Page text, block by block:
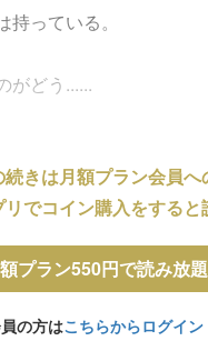
っている。
がどう......
きは月額プラン会員へ
リでコイン購入をすると
プラン550円で読み放題
の方はこちらからログイン